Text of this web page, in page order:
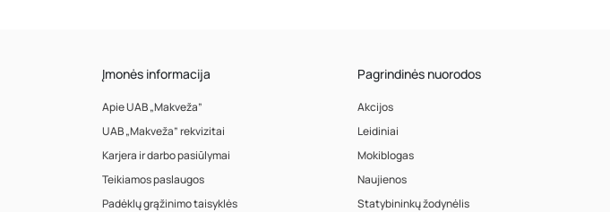
Įmonės informacija
Apie UAB „Makveža”
UAB „Makveža” rekvizitai
Karjera ir darbo pasiūlymai
Teikiamos paslaugos
Padėklų grąžinimo taisyklės
Pagrindinės nuorodos
Akcijos
Leidiniai
Mokiblogas
Naujienos
Statybininkų žodynėlis